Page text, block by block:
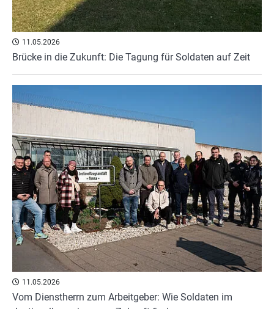
11.05.2026
Brücke in die Zukunft: Die Tagung für Soldaten auf Zeit
11.05.2026
Vom Dienstherrn zum Arbeitgeber: Wie Soldaten im